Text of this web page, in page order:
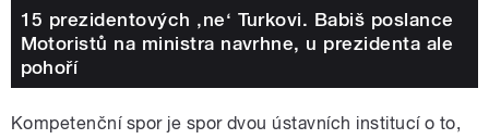
15 prezidentových ‚ne‘ Turkovi. Babiš poslance
Motoristů na ministra navrhne, u prezidenta ale
pohoří
Kompetenční spor je spor dvou ústavních institucí o to,